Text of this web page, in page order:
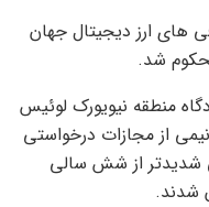
های ارز دیجیتال جهان
منطقه نیویورک لوئیس
۲۵ سال حبس نیمی از مجازات درخواستی
شدیدتر از شش سالی
شدند.